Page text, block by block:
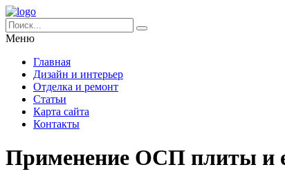
Меню
Главная
Дизайн и интерьер
Отделка и ремонт
Статьи
Карта сайта
Контакты
Применение ОСП плиты и